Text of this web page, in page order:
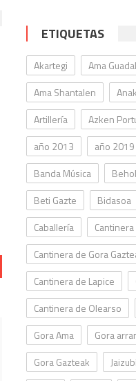
ETIQUETAS
Akartegi
Ama
Ama Shantalen
Artillería
Azken
año 2013
año 2019
Banda Música
Beti Gazte
Bidasoa
Caballería
Cantinera de Gora
Cantinera de Lapice
Cantinera de Olearso
Gora Ama
Gora
Gora Gazteak